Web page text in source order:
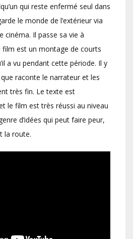
qui reste enfermé seul dans
le monde de l’extérieur via
cinéma. Il passe sa vie à
film est un montage de courts
a vu pendant cette période. Il y
raconte le narrateur et les
très fin. Le texte est
le film est très réussi au niveau
d’idées qui peut faire peur,
la route.